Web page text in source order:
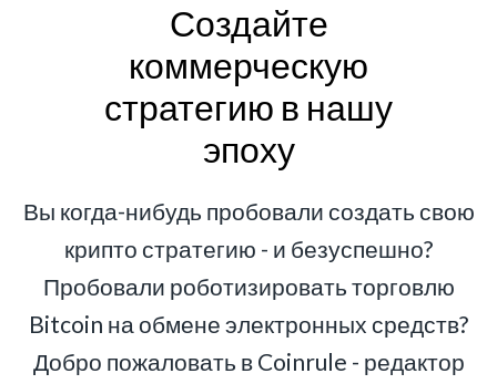
Создайте
коммерческую
стратегию в нашу
эпоху
Вы когда-нибудь пробовали создать свою
крипто стратегию - и безуспешно?
Пробовали роботизировать торговлю
Bitcoin на обмене электронных средств?
Добро пожаловать в Coinrule - редактор